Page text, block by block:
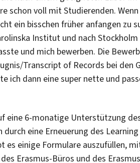
schon voll mit Studierenden.
ein bisschen früher anfangen zu
Institut und nach
und mich bewerben. Die
Transcript of Records bei den
ich dann eine super nette und
eine 6-monatige Unterstützung
eine Erneuerung des
einige Formulare auszufüllen,
Erasmus-Büros und des